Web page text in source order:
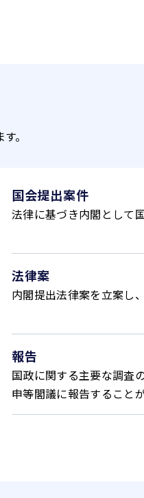
。
国会提出案件
法律に基づき内閣として
法律案
内閣提出法律案を立案し
報告
国政に関する主要な調査
申等閣議に報告すること